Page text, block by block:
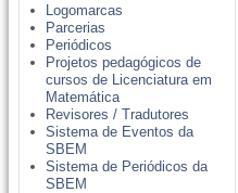
Logomarcas
Parcerias
Periódicos
Projetos pedagógicos de
cursos de Licenciatura em
Matemática
Revisores / Tradutores
Sistema de Eventos da
SBEM
Sistema de Periódicos da
SBEM